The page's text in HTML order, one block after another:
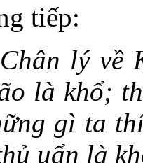
tiếp:
lý về
là khổ;
gì ta
uẩn là